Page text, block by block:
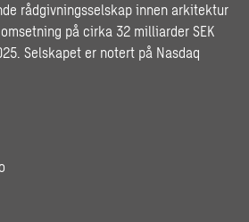
rådgivningsselskap innen arkitektur
på cirka 32 milliarder SEK
Selskapet er notert på Nasdaq